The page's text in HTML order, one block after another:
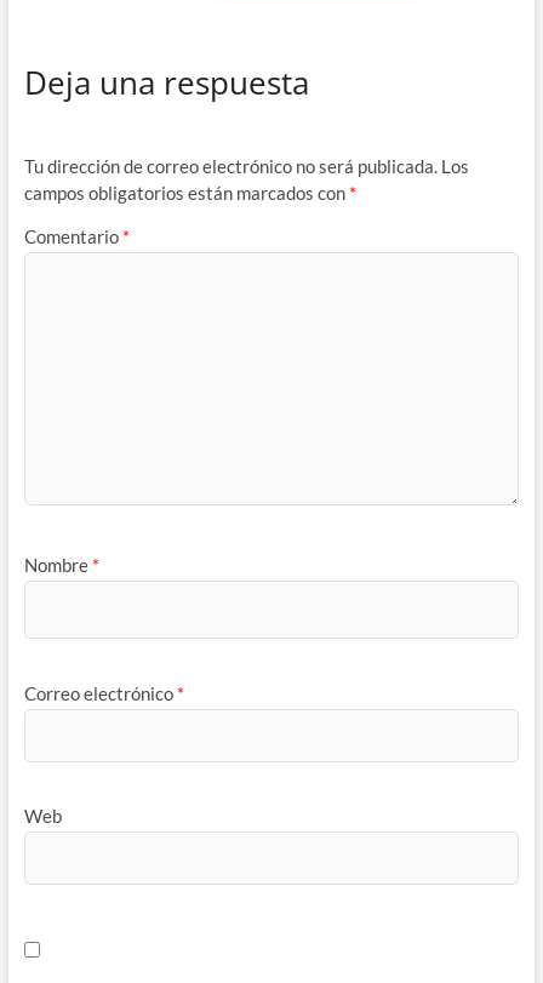
Deja una respuesta
Tu dirección de correo electrónico no será publicada. Los
campos obligatorios están marcados con *
Comentario *
Nombre *
Correo electrónico *
Web